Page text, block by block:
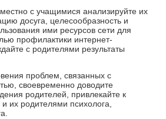
с учащимися анализируйте их
досуга, целесообразность и
ими ресурсов сети для
профилактики интернет-
с родителями результаты
проблем, связанных с
своевременно доводите
родителей, привлекайте к
их родителями психолога,